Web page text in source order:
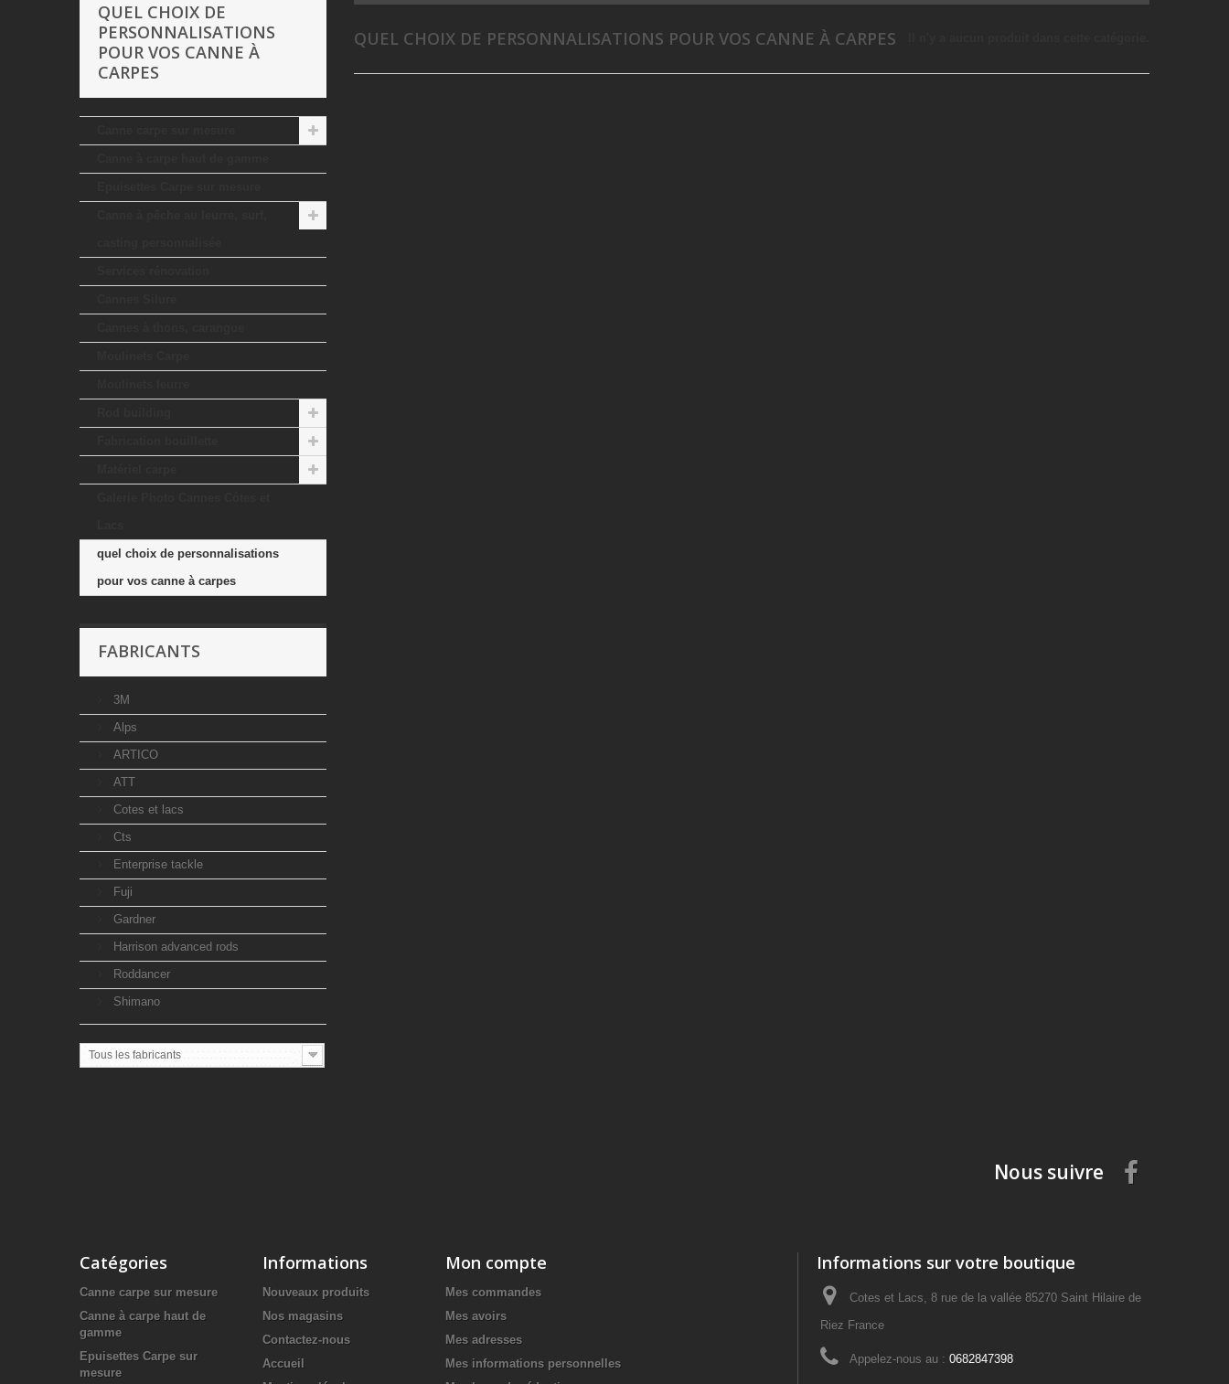
QUEL CHOIX DE
PERSONNALISATIONS
POUR VOS CANNE À
CARPES
quel choix de personnalisations
pour vos canne à carpes
FABRICANTS
3M
Alps
ARTICO
ATT
Cotes et lacs
Cts
Enterprise tackle
Fuji
Gardner
Harrison advanced rods
Roddancer
Shimano
Tous les fabricants
QUEL CHOIX DE PERSONNALISATIONS POUR VOS CANNE À CARPES
Nous suivre
Catégories
Canne carpe sur mesure
Canne à carpe haut de
gamme
Epuisettes Carpe sur
mesure
Informations
Nouveaux produits
Nos magasins
Contactez-nous
Accueil
Mon compte
Mes commandes
Mes avoirs
Mes adresses
Mes informations personnelles
Informations sur votre boutique
Cotes et Lacs, 8 rue de la vallée 85270 Saint Hilaire de
Riez France
Appelez-nous au : 0682847398